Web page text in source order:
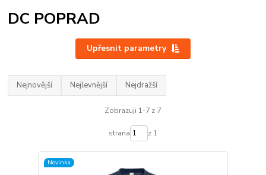
DC POPRAD
Upřesnit parametry
Nejnovější Nejlevnější Nejdražší
Zobrazuji 1-7 z 7
strana z 1
Novinka